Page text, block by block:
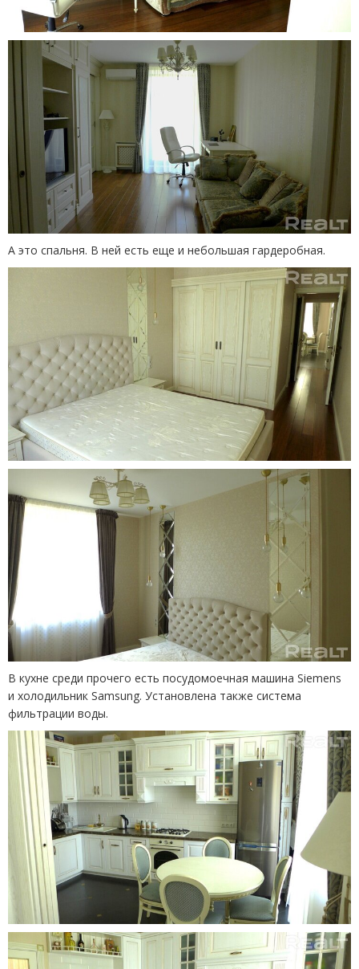
А это спальня. В ней есть еще и небольшая гардеробная.
В кухне среди прочего есть посудомоечная машина Siemens
и холодильник Samsung. Установлена также система
фильтрации воды.